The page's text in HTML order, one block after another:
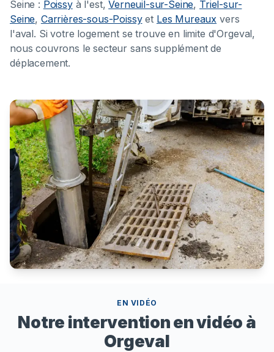
Seine : Poissyà l'est,Verneuil-sur-Seine, Triel-sur-
Seine, Carrières-sous-Poissyet Les Mureaux vers
l'aval. Si votre logement se trouve en limite d'Orgeval,
nous couvrons le secteur sans supplément de
déplacement.
EN VIDÉO
Notre intervention en vidéo à
Orgeval